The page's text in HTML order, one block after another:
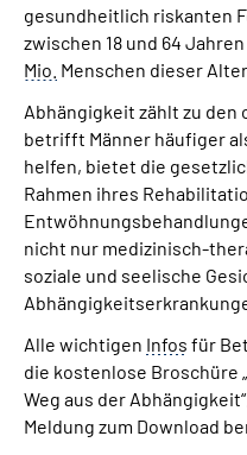
Language
Leichte Sprache
gesundheitlich riskanten
zwischen 18 und 64
Mio. Menschen dieser
Abhängigkeit zählt zu
betrifft Männer häufiger
helfen, bietet die
Rahmen ihres
nicht nur medizinisch-
soziale und seelische
Alle wichtigen Infos für
die kostenlose Broschüre
Weg aus der
Meldung zum Download